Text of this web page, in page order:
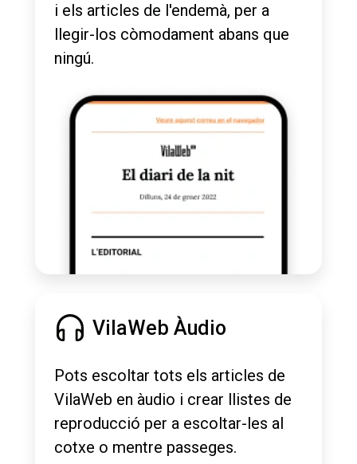
i els articles de l'endemà, per a
llegir-los còmodament abans que
ningú.
VilaWeb Àudio
Pots escoltar tots els articles de
VilaWeb en àudio i crear llistes de
reproducció per a escoltar-les al
cotxe o mentre passeges.